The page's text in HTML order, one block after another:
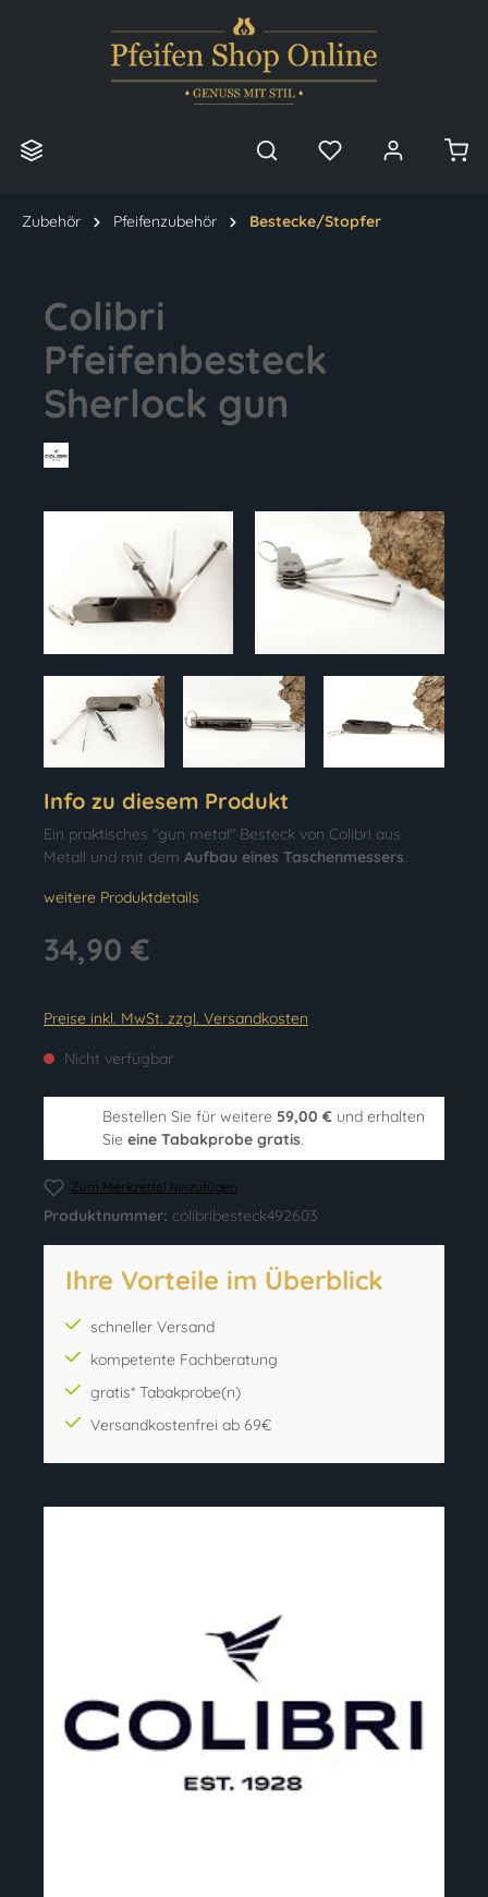
Zubehör Pfeifenzubehör Bestecke/Stopfer
Colibri
Pfeifenbesteck
Sherlock gun
Info zu diesem Produkt
Ein praktisches "gun metal" Besteck von Colibri aus
Metall und mit dem Aufbau eines Taschenmessers
weitere Produktdetails
34,90 €
Preise inkl. MwSt. zzgl. Versandkosten
Nicht verfügbar
Bestellen Sie für weitere 59,00 € und erhalten
Sie eine Tabakprobe gratis.
Zum Merkzettel hinzufügen
Produktnummer: colibribesteck492603
Ihre Vorteile im Überblick
schneller Versand
kompetente Fachberatung
gratis* Tabakprobe(n)
Versandkostenfrei ab 69€